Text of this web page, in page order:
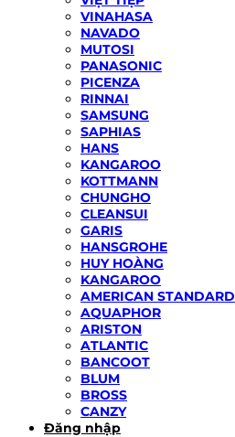
VINAHASA
NAVADO
MUTOSI
PANASONIC
PICENZA
RINNAI
SAMSUNG
SAPHIAS
HANS
KANGAROO
KOTTMANN
CHUNGHO
CLEANSUI
GARIS
HANSGROHE
HUY HOÀNG
KANGAROO
AMERICAN STANDARD
AQUAPHOR
ARISTON
ATLANTIC
BANCOOT
BLUM
BROSS
CANZY
Đăng nhập